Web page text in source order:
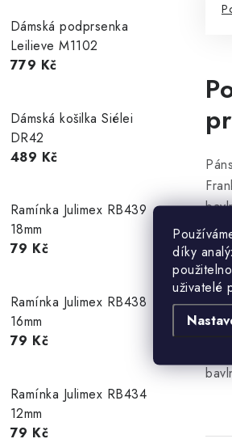
díky
uživatelé
Dámská podprsenka
Leilieve M1102
779 Kč
Dámská košilka Siélei
DR42
489 Kč
Ramínka Julimex RB439
18mm
79 Kč
Ramínka Julimex RB438
16mm
79 Kč
Ramínka Julimex RB434
12mm
79 Kč